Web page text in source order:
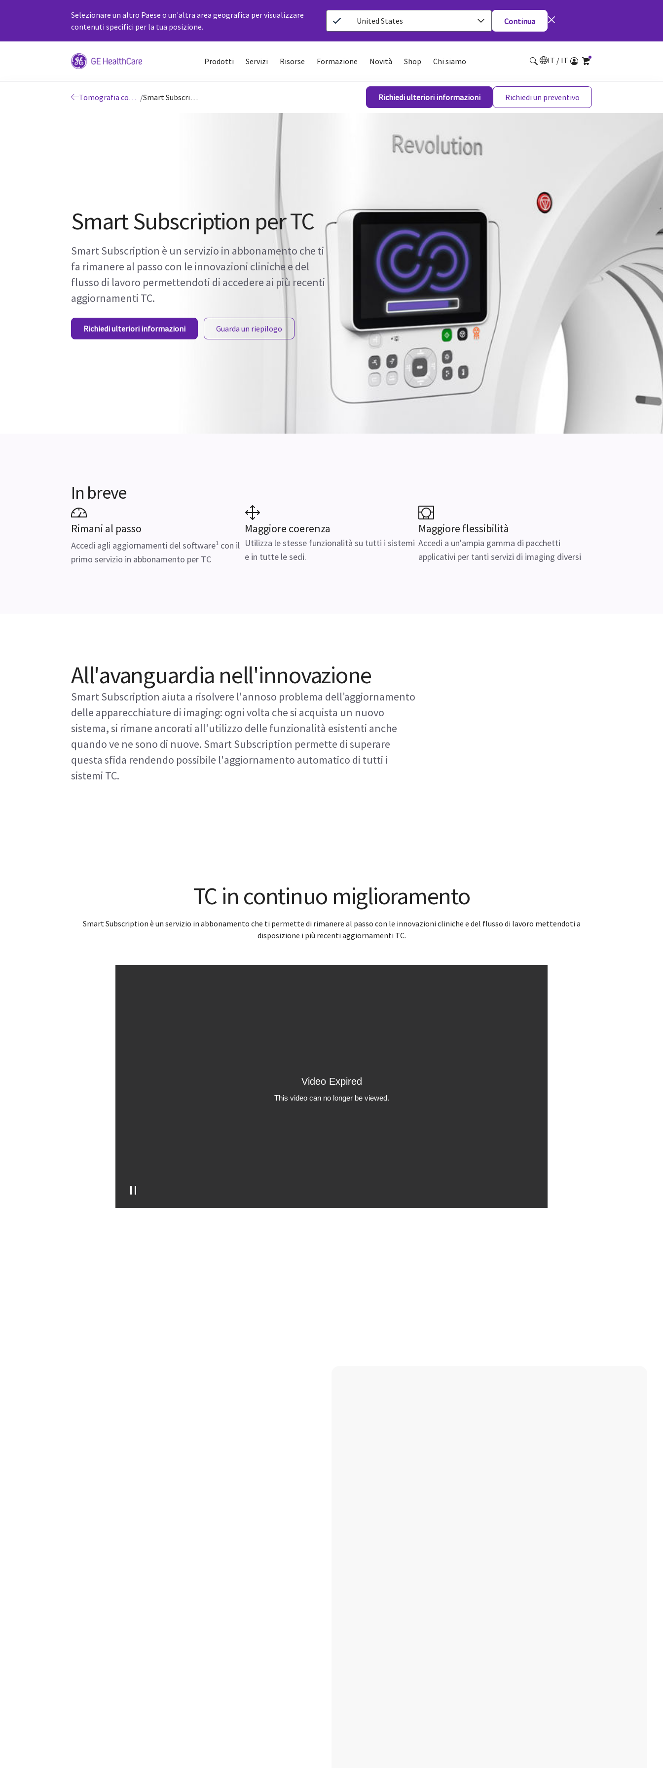
Selezionare un altro Paese o un'altra area geografica per visualizzare
contenuti specifici per la tua posizione.
United States Continua
Prodotti Servizi Risorse Formazione Novità Shop Chi siamo IT / IT
Tomografia computerizzata / Smart Subscription per TC Richiedi ulteriori informazioni Richiedi un preventivo
Smart Subscription per TC
Smart Subscription è un servizio in abbonamento che ti
fa rimanere al passo con le innovazioni cliniche e del
flusso di lavoro permettendoti di accedere ai più recenti
aggiornamenti TC.
Richiedi ulteriori informazioni Guarda un riepilogo
In breve
Rimani al passo
Accedi agli aggiornamenti del software1 con il
primo servizio in abbonamento per TC
Maggiore coerenza
Utilizza le stesse funzionalità su tutti i sistemi
e in tutte le sedi.
Maggiore flessibilità
Accedi a un'ampia gamma di pacchetti
applicativi per tanti servizi di imaging diversi
All'avanguardia nell'innovazione
Smart Subscription aiuta a risolvere l'annoso problema dell’aggiornamento
delle apparecchiature di imaging: ogni volta che si acquista un nuovo
sistema, si rimane ancorati all'utilizzo delle funzionalità esistenti anche
quando ve ne sono di nuove. Smart Subscription permette di superare
questa sfida rendendo possibile l'aggiornamento automatico di tutti i
sistemi TC.
TC in continuo miglioramento
Smart Subscription è un servizio in abbonamento che ti permette di rimanere al passo con le innovazioni cliniche e del flusso di lavoro mettendoti a
disposizione i più recenti aggiornamenti TC.